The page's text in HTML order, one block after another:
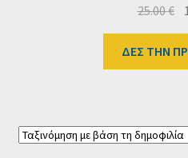
25.00€
ΔΕΣ ΤΗΝ